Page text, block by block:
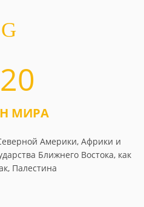
МИРА
Америки, Африки и
Ближнего Востока, как
Палестина